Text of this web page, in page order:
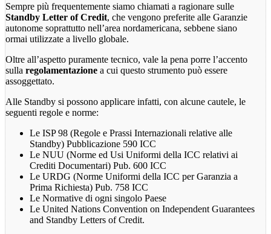
Sempre più frequentemente siamo chiamati a ragionare sulle
Standby Letter of Credit, che vengono preferite alle Garanzie
autonome soprattutto nell’area nordamericana, sebbene siano
ormai utilizzate a livello globale.
Oltre all’aspetto puramente tecnico, vale la pena porre l’accento
sulla regolamentazione a cui questo strumento può essere
assoggettato.
Alle Standby si possono applicare infatti, con alcune cautele, le
seguenti regole e norme:
Le ISP 98 (Regole e Prassi Internazionali relative alle
Standby) Pubblicazione 590 ICC
Le NUU (Norme ed Usi Uniformi della ICC relativi ai
Crediti Documentari) Pub. 600 ICC
Le URDG (Norme Uniformi della ICC per Garanzia a
Prima Richiesta) Pub. 758 ICC
Le Normative di ogni singolo Paese
Le United Nations Convention on Independent Guarantees
and Standby Letters of Credit.